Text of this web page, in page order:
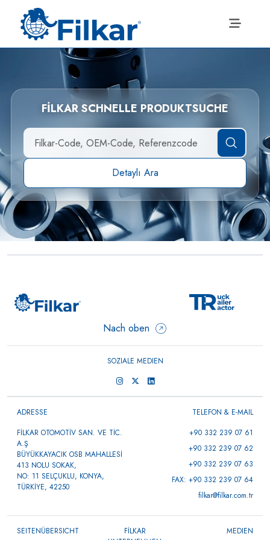
FİLKAR SCHNELLE PRODUKTSUCHE
Detaylı Ara
Hydraulikverstärker für
→
Nach oben
SOZIALE MEDIEN
ADRESSE
FİLKAR OTOMOTİV SAN. VE TİC.
A.Ş
BÜYÜKKAYACIK OSB MAHALLESİ
413 NOLU SOKAK,
NO: 11 SELÇUKLU, KONYA,
TÜRKİYE, 42250
TELEFON & E-MAIL
+90 332 239 07 61
+90 332 239 07 62
+90 332 239 07 63
FAX: +90 332 239 07 64
filkar@filkar.com.tr
SEITENÜBERSICHT
FİLKAR
MEDIEN